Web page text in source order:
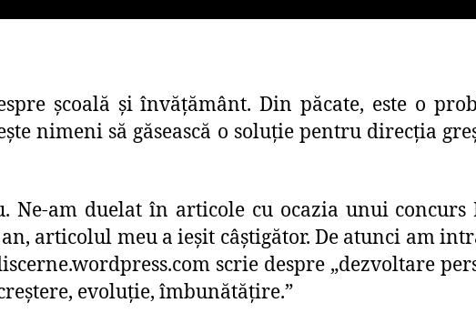
școală și învățământ. Din păcate, este o
nimeni să găsească o soluție pentru direcția
Ne-am duelat în articole cu ocazia unui
articolul meu a ieșit câștigător. De atunci am
scrie despre „dezvoltare
evoluţie, îmbunătăţire.”